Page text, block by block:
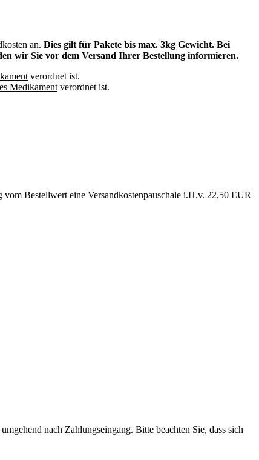
an. Dies gilt für Pakete bis max. 3kg Gewicht. Bei
wir Sie vor dem Versand Ihrer Bestellung informieren.
verordnet ist.
Medikament verordnet ist.
Bestellwert eine Versandkostenpauschale i.H.v. 22,50 EUR
nach Zahlungseingang. Bitte beachten Sie, dass sich